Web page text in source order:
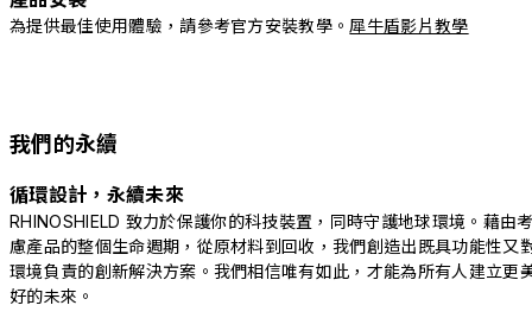
為提供最佳使用體驗，請參考官方安裝教學。 犀牛盾影片教學
我們的永續
循環設計，永續未來
RHINOSHIELD 致力於保護你的科技裝置，同時守護地球環境。藉由
慮產品的整個生命週期，從原材料到回收，我們創造出既具功能性又
環境負責的創新解決方案。我們相信唯有如此，才能為所有人建立更
好的未來。